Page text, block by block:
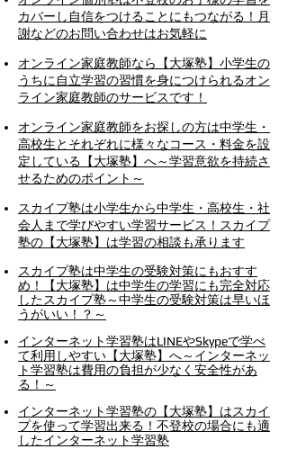
カバーし自信をつけることにもつながる！月
謝などのお問い合わせはお気軽に
オンライン家庭教師なら【大塚塾】小学生の
うちに自立学習の習慣を身につけられるオン
ライン家庭教師のサービスです！
オンライン家庭教師をお探しの方は中学生・
高校生とそれぞれに様々なコース・料金を設
定している【大塚塾】へ～学習意欲を持続さ
せるためのポイント～
スカイプ塾は小学生から中学生・高校生・社
会人まで学びやすい学習サービス！スカイプ
塾の【大塚塾】は学習の相談も承ります
スカイプ塾は中学生の受験対策にもおすす
め！【大塚塾】は中学生の学習にも完全対応
したスカイプ塾～中学生の受験対策は早いほ
うがいい！？～
インターネット学習塾はLINEやSkypeで学べ
て利用しやすい【大塚塾】へ～インターネッ
ト学習塾は費用の負担が少なく安全性があ
る！～
インターネット学習塾の【大塚塾】はスカイ
プを使って学習出来る！不登校の場合にも適
したインターネット学習塾